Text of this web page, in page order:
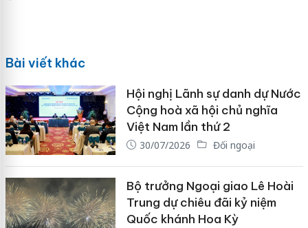
Bài viết khác
Hội nghị Lãnh sự danh dự Nước
Cộng hoà xã hội chủ nghĩa
Việt Nam lần thứ 2
30/07/2026 Đối ngoại
Bộ trưởng Ngoại giao Lê Hoài
Trung dự chiêu đãi kỷ niệm
Quốc khánh Hoa Kỳ